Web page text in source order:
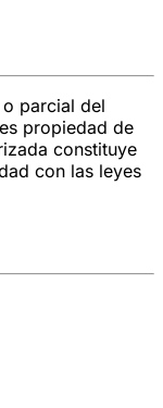
parcial del
propiedad de
constituye
con las leyes